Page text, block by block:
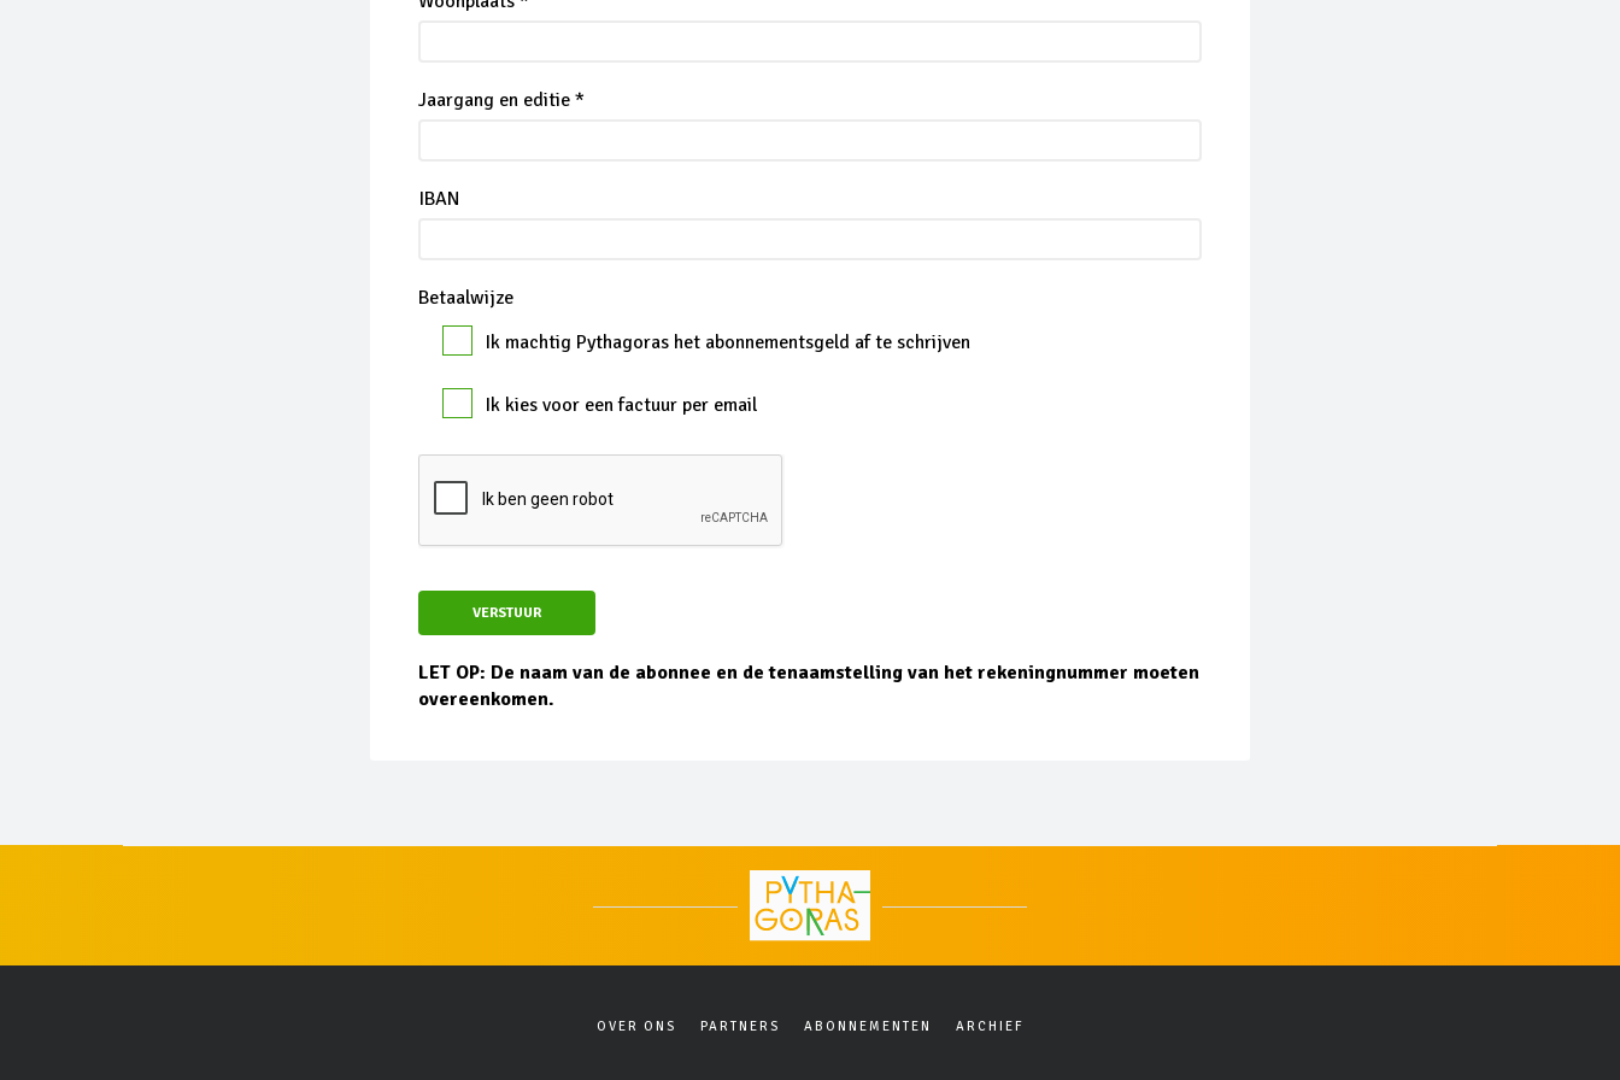
Jaargang en editie *
IBAN
Betaalwijze
Ik machtig Pythagoras het abonnementsgeld af te schrijven
Ik kies voor een factuur per email
VERSTUUR
LET OP: De naam van de abonnee en de tenaamstelling van het rekeningnummer moeten
overeenkomen.
OVER ONS PARTNERS ABONNEMENTEN ARCHIEF